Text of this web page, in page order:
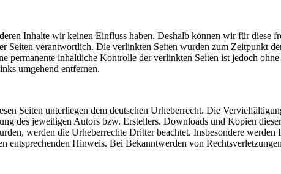
Inhalte wir keinen Einfluss haben. Deshalb können wir für diese
Seiten verantwortlich. Die verlinkten Seiten wurden zum Zeitpunkt
permanente inhaltliche Kontrolle der verlinkten Seiten ist jedoch
umgehend entfernen.
Seiten unterliegen dem deutschen Urheberrecht. Die
des jeweiligen Autors bzw. Erstellers. Downloads und Kopien
werden die Urheberrechte Dritter beachtet. Insbesondere
entsprechenden Hinweis. Bei Bekanntwerden von